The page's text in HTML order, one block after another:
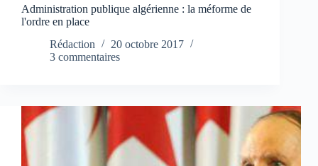
Administration publique algérienne : la méforme de
l'ordre en place
Rédaction
20 octobre 2017
3 commentaires